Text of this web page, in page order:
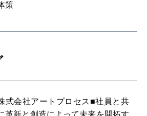
策
式会社アートプロセス■社員と共
革新と創造によって未来を開拓す